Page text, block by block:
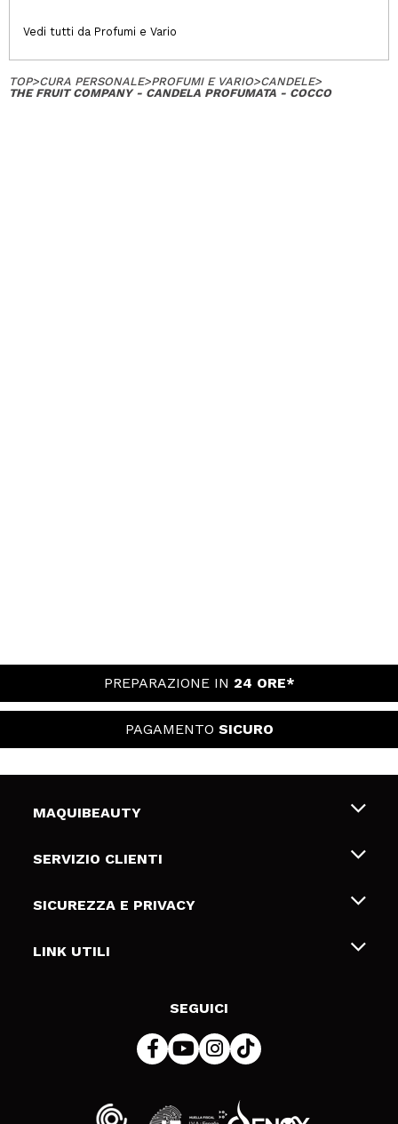
Vedi tutti da Profumi e Vario
TOP>CURA PERSONALE>PROFUMI E VARIO>CANDELE>
THE FRUIT COMPANY - CANDELA PROFUMATA - COCCO
PREPARAZIONE IN 24 ORE*
PAGAMENTO SICURO
MAQUIBEAUTY
Chi siamo
Gift Cards
SERVIZIO CLIENTI
Spedizioni & Resi
Metodi di pagamamento
SICUREZZA E PRIVACY
Termini e condizioni
LINK UTILI
SEGUICI